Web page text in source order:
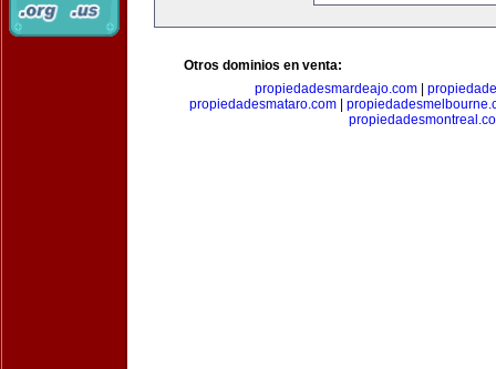
Otros dominios en venta:
propiedadesmardeajo.com
propiedadesmataro.com|